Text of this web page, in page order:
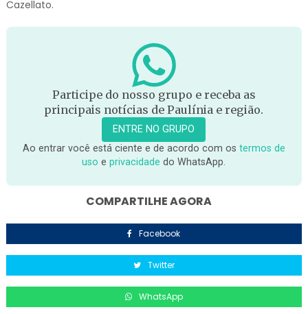
Cazellato.
Participe do nosso grupo e receba as
principais notícias de Paulínia e região.
ENTRE NO GRUPO
Ao entrar você está ciente e de acordo com os termos de
uso eprivacidade do WhatsApp.
COMPARTILHE AGORA
Facebook
Twitter
WhatsApp